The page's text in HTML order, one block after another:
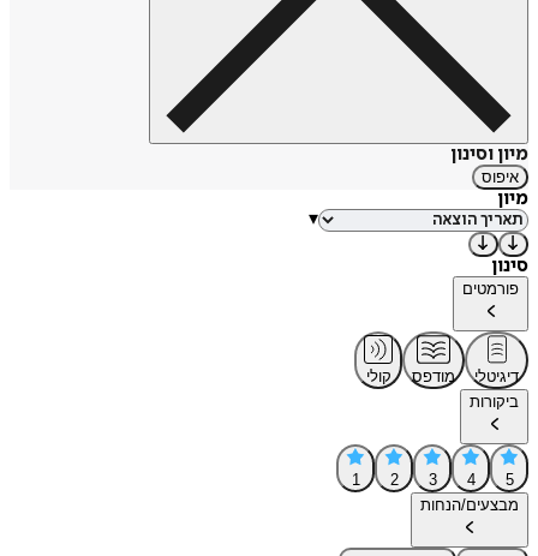
מיון וסינון
איפוס
מיון
▾
סינון
פורמטים
דיגיטלי מודפס
קולי
ביקורות
5
4
3
2
1
מבצעים/הנחות